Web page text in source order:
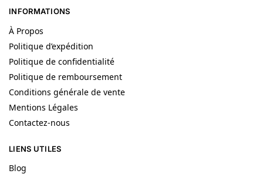
INFORMATIONS
À Propos
Politique d’expédition
Politique de confidentialité
Politique de remboursement
Conditions générale de vente
Mentions Légales
Contactez-nous
LIENS UTILES
Blog